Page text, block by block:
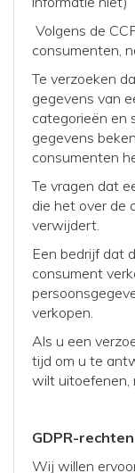
Volgens de
consumenten,
Te verzoeken
gegevens van
categorieën en
gegevens
consumenten
Te vragen dat
die het over de
verwijdert.
Een bedrijf dat
consument
verkopen.
Als u een
tijd om u te
wilt uitoefenen,
GDPR-
Wij willen